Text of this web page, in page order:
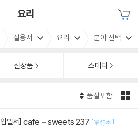
요리
실용서 요리 분야 선택
신상품 스테디
품절포함
일서] cafe－sweets 237 [單行本]